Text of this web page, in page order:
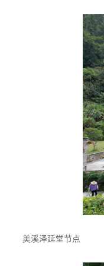
美溪泽延堂节点